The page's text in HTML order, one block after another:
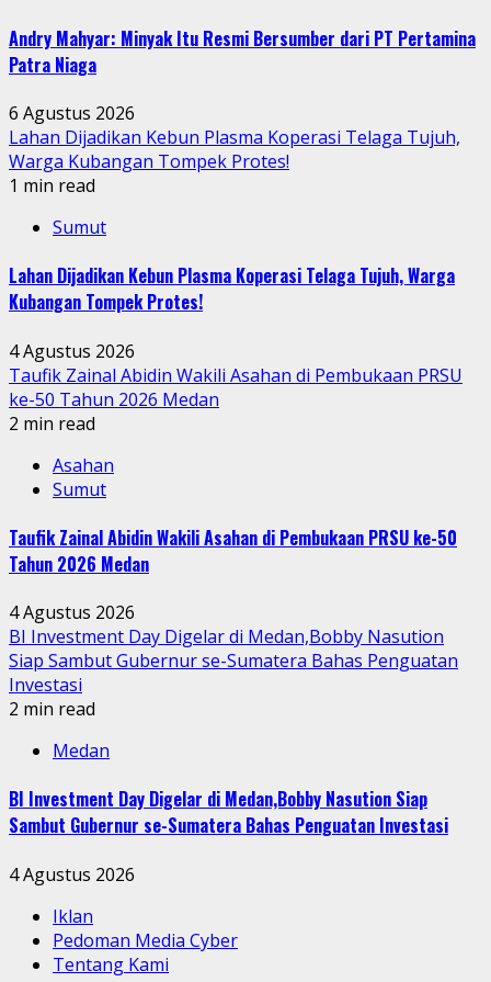
Andry Mahyar: Minyak Itu Resmi Bersumber dari PT Pertamina
Patra Niaga
6 Agustus 2026
Lahan Dijadikan Kebun Plasma Koperasi Telaga Tujuh,
Warga Kubangan Tompek Protes!
1 min read
Sumut
Lahan Dijadikan Kebun Plasma Koperasi Telaga Tujuh, Warga
Kubangan Tompek Protes!
4 Agustus 2026
Taufik Zainal Abidin Wakili Asahan di Pembukaan PRSU
ke-50 Tahun 2026 Medan
2 min read
Asahan
Sumut
Taufik Zainal Abidin Wakili Asahan di Pembukaan PRSU ke-50
Tahun 2026 Medan
4 Agustus 2026
BI Investment Day Digelar di Medan,Bobby Nasution
Siap Sambut Gubernur se-Sumatera Bahas Penguatan
Investasi
2 min read
Medan
BI Investment Day Digelar di Medan,Bobby Nasution Siap
Sambut Gubernur se-Sumatera Bahas Penguatan Investasi
4 Agustus 2026
Iklan
Pedoman Media Cyber
Tentang Kami